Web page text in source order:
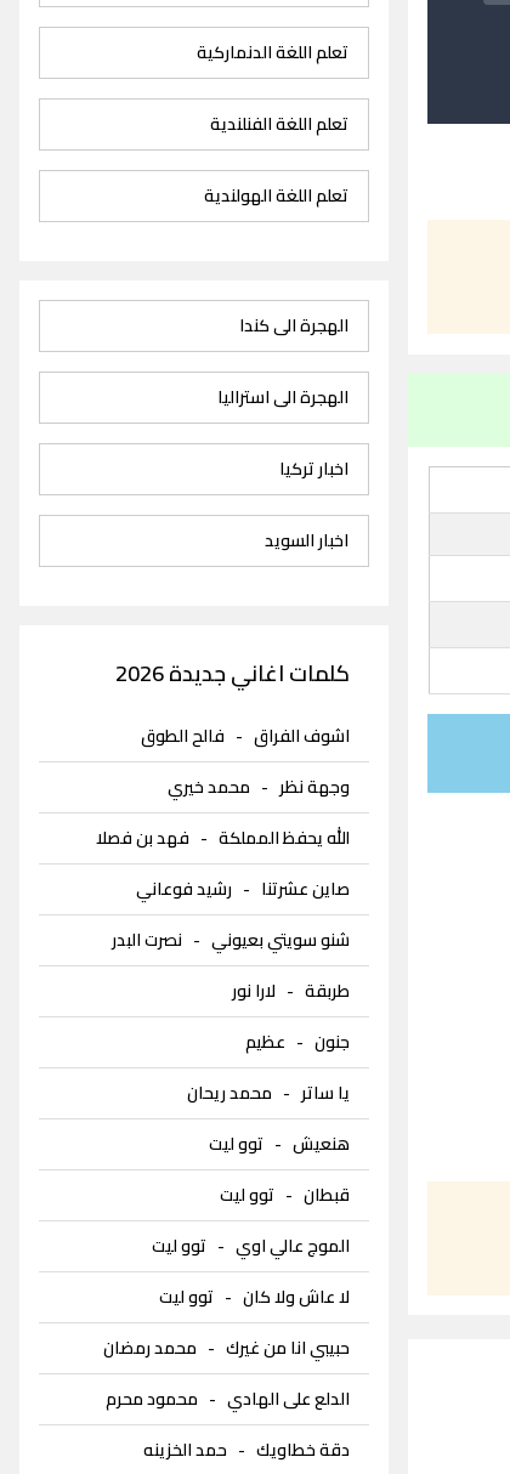
تعلم اللغة الدنماركية
تعلم اللغة الفنلندية
تعلم اللغة الهولندية
الهجرة الى كندا
الهجرة الى استراليا
اخبار تركيا
اخبار السويد
كلمات اغاني جديدة 2026
اشوف الفراق- فالح الطوق
وجهة نظر - محمد خيري
الله يحفظ المملكة- فهد بن فصلا
صاين عشرتنا - رشيد فوعاني
شنو سويتي بعيوني- نصرت البدر
طربقة- لارا نور
جنون- عظيم
يا ساتر - محمد ريحان
هنعيش- توو ليت
قبطان- توو ليت
الموج عالي اوي- توو ليت
لا عاش ولا كان- توو ليت
حبيبي انا من غيرك- محمد رمضان
الدلع على الهادي- محمود محرم
دقة خطاويك- حمد الخزينه